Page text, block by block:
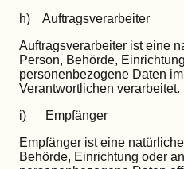
h) Auftragsverarbeiter
Auftragsverarbeiter ist eine
Person, Behörde,
personenbezogene Daten
Verantwortlichen verarbeitet.
i) Empfänger
Empfänger ist eine
Behörde, Einrichtung oder